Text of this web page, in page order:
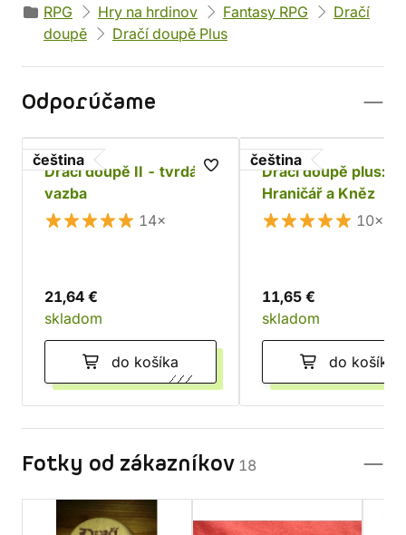
RPG
Hry na hrdinov Fantasy RPG
Dračí
doupě
Dračí doupě Plus
Odporúčame
čeština
Dračí doupě II - tvrdá
vazba
14×
21,64 €
skladom
do košíka
čeština
Dračí doupě plus:
Hraničář a Kněz
10×
11,65 €
skladom
do košíka
Fotky od zákazníkov 18